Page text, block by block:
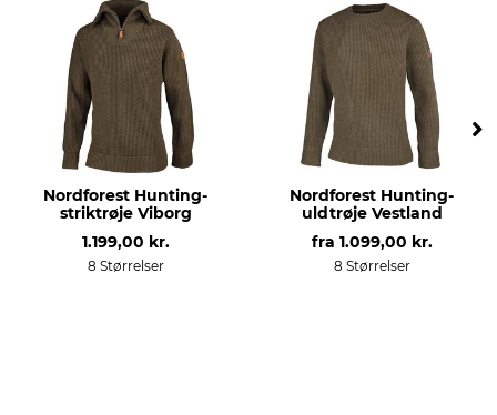
40 °C kulørt vask
Blegning
Må ikke bleges
Tørring
Tør ikke i tørretumbleren
Strygning
Strygning op til 110 °C
Professionel tekstilpleje
Professionel tørrensning,
normal proces
damer
Nordforest Hunting-
striktrøje Viborg
1.199,00 kr.
8 Størrelser
Nordforest Hunting-
uldtrøje Vestland
fra 1.099,00 kr.
8 Størrelser